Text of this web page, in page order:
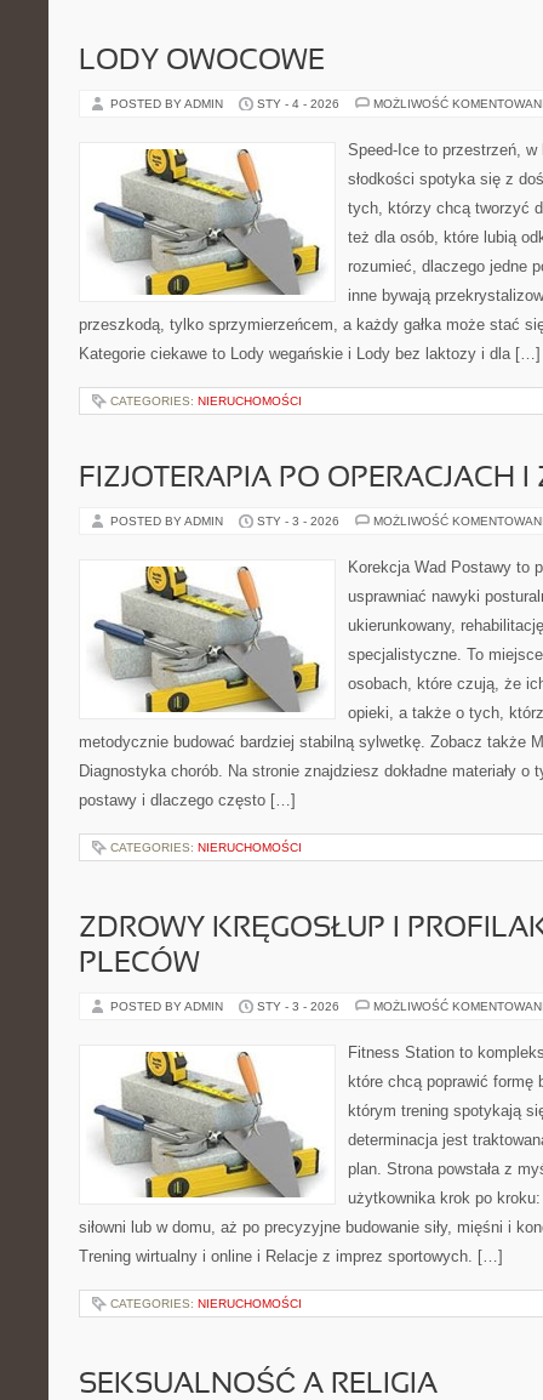
LODY OWOCOWE
POSTED BY ADMIN STY - 4 - 2026 MOŻLIWOŚĆ
Speed-Ice to przestrzeń, w
słodkości spotyka się z
tych, którzy chcą tworzyć
też dla osób, które lubią
rozumieć, dlaczego jedne
inne bywają
przeszkodą, tylko sprzymierzeńcem, a każdy gałka może stać
Kategorie ciekawe to Lody wegańskie i Lody bez laktozy i dla […]
CATEGORIES: NIERUCHOMOŚCI
FIZJOTERAPIA PO OPERACJACH I
POSTED BY ADMIN STY - 3 - 2026 MOŻLIWOŚĆ
Korekcja Wad Postawy to
usprawniać nawyki
ukierunkowany,
specjalistyczne. To
osobach, które czują, że
opieki, a także o tych,
metodycznie budować bardziej stabilną sylwetkę. Zobacz także
Diagnostyka chorób. Na stronie znajdziesz dokładne materiały o
postawy i dlaczego często […]
CATEGORIES: NIERUCHOMOŚCI
ZDROWY KRĘGOSŁUP I
PLECÓW
POSTED BY ADMIN STY - 3 - 2026 MOŻLIWOŚĆ
Fitness Station to
które chcą poprawić formę
którym trening spotykają
determinacja jest
plan. Strona powstała z
użytkownika krok po
siłowni lub w domu, aż po precyzyjne budowanie siły, mięśni i
Trening wirtualny i online i Relacje z imprez sportowych. […]
CATEGORIES: NIERUCHOMOŚCI
SEKSUALNOŚĆ A RELIGIA